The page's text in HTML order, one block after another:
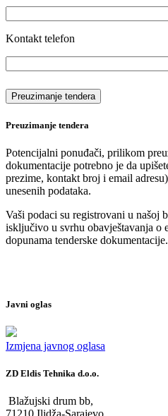
Kontakt telefon
Preuzimanje tendera
Potencijalni ponuđači, prilikom
dokumentacije potrebno je da
prezime, kontakt broj i email
unesenih podataka.
Vaši podaci su registrovani u našoj
isključivo u svrhu obavještavanja o
dopunama tenderske dokumentacije.
Javni oglas
Izmjena javnog oglasa
ZD Eldis Tehnika d.o.o.
Blažujski drum bb,